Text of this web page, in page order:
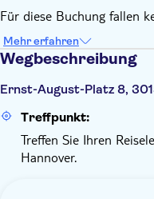
Für diese Buchung fallen
Mehr erfahren
Wegbeschreibung
Ernst-August-Platz 8,
Treffpunkt:
Treffen Sie Ihren
Hannover.